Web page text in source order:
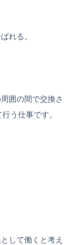
れる。
囲の間で交換さ
う仕事です。
して働くと考え